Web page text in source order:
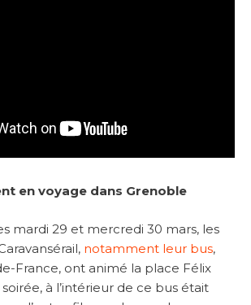
en voyage dans Grenoble
mardi 29 et mercredi 30 mars, les
notamment leur bus,
France, ont animé la place Félix
à l’intérieur de ce bus était